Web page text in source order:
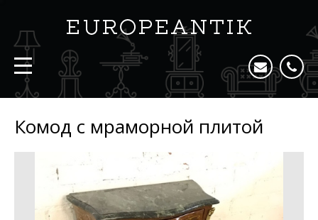
Комод с мраморной плитой